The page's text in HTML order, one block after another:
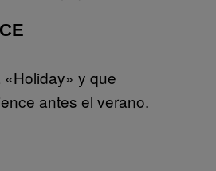
y que
antes el verano.